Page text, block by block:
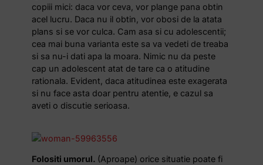
copiii mici: daca vor ceva, vor plange pana obtin
acel lucru. Daca nu il obtin, vor obosi de la atata
plans si se vor culca. Cam asa si cu adolescentii;
cea mai buna varianta este sa va vedeti de treaba
si sa nu-i dati apa la moara. Nimic nu da peste
cap un adolescent atat de tare ca o atitudine
rationala. Evident, daca atitudinea este exagerata
si nu face asta doar pentru atentie, e cazul sa
aveti o discutie serioasa.
Folositi umorul. (Aproape) orice situatie poate fi